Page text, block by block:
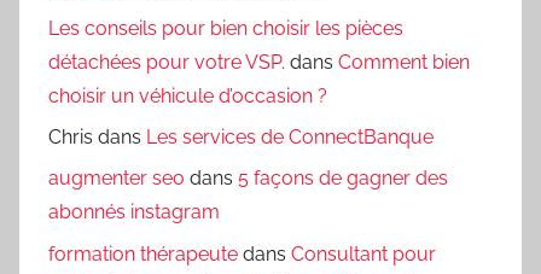
Les conseils pour bien choisir les pièces
détachées pour votre VSP. dans Comment bien
choisir un véhicule d’occasion ?
Chris dans Les services de ConnectBanque
augmenter seo dans 5 façons de gagner des
abonnés instagram
formation thérapeute dans Consultant pour